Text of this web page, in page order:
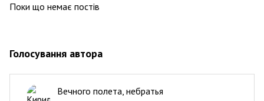
Поки що немає постів
Голосування автора
Вечного полета, небратья